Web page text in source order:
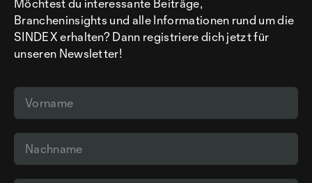
Möchtest du interessante Beiträge,
Brancheninsights und alle Informationen rund um die
SINDEX erhalten? Dann registriere dich jetzt für
unseren Newsletter!